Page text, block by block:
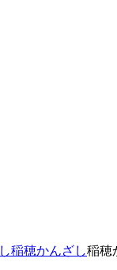
稲穂かんざし稲穂